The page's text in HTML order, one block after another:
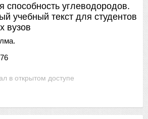
в открытом доступе
способность углеводородов.
учебный текст для студентов
вузов